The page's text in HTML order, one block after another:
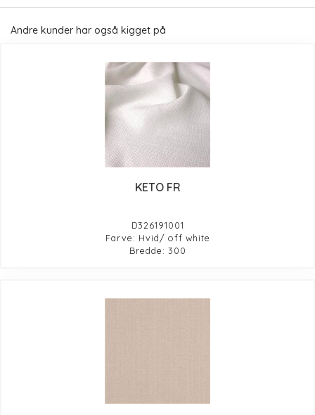
Andre kunder har også kigget på
KETO FR
D326191001
Farve: Hvid/ off white
Bredde: 300